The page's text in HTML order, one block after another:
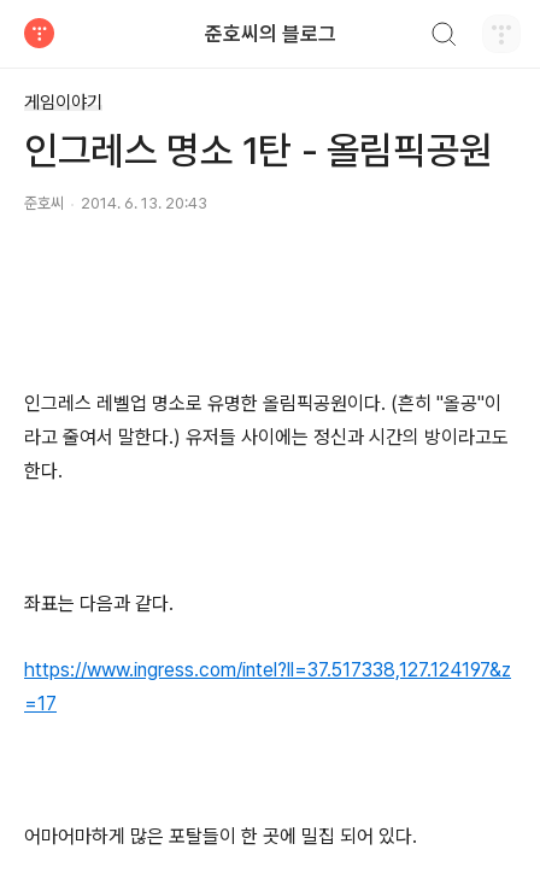
준호씨의 블로그
게임이야기
인그레스 명소 1탄 - 올림픽공원
준호씨 2014. 6. 13. 20:43
인그레스 레벨업 명소로 유명한 올림픽공원이다. (흔히 "올공"이
라고 줄여서 말한다.) 유저들 사이에는 정신과 시간의 방이라고도
한다.
좌표는 다음과 같다.
https://www.ingress.com/intel?ll=37.517338,127.124197&z
=17
어마어마하게 많은 포탈들이 한 곳에 밀집 되어 있다.